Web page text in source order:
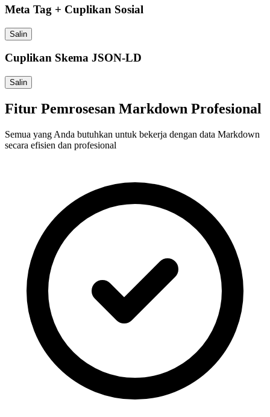
Meta Tag + Cuplikan Sosial
Salin
Cuplikan Skema JSON-LD
Salin
Fitur Pemrosesan Markdown Profesional
Semua yang Anda butuhkan untuk bekerja dengan data Markdown
secara efisien dan profesional